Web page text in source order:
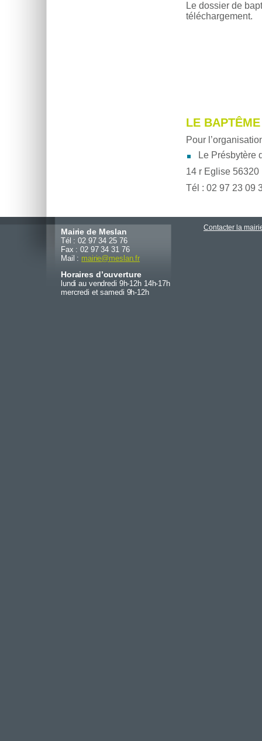
Le dossier de
téléchargement.
LE
Pour
Le Présbytère
14 r Eglise 56320
Tél : 02 97 23 09
Mairie de Meslan
Tél : 02 97 34 25 76
Fax : 02 97 34 31 76
Mail : mairie@meslan.fr
Horaires d’ouverture
lundi au vendredi 9h-12h 14h-17h
mercredi et samedi 9h-12h
Contacter la